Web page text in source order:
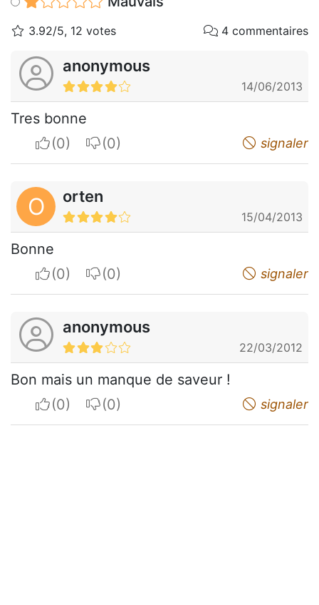
3.92/5, 12 votes 4 commentaires
anonymous
14/06/2013
Tres bonne
I apreciateI do not appreciate signaler
O orten
15/04/2013
Bonne
I apreciateI do not appreciate signaler
anonymous
22/03/2012
Bon mais un manque de saveur !
I apreciateI do not appreciate signaler